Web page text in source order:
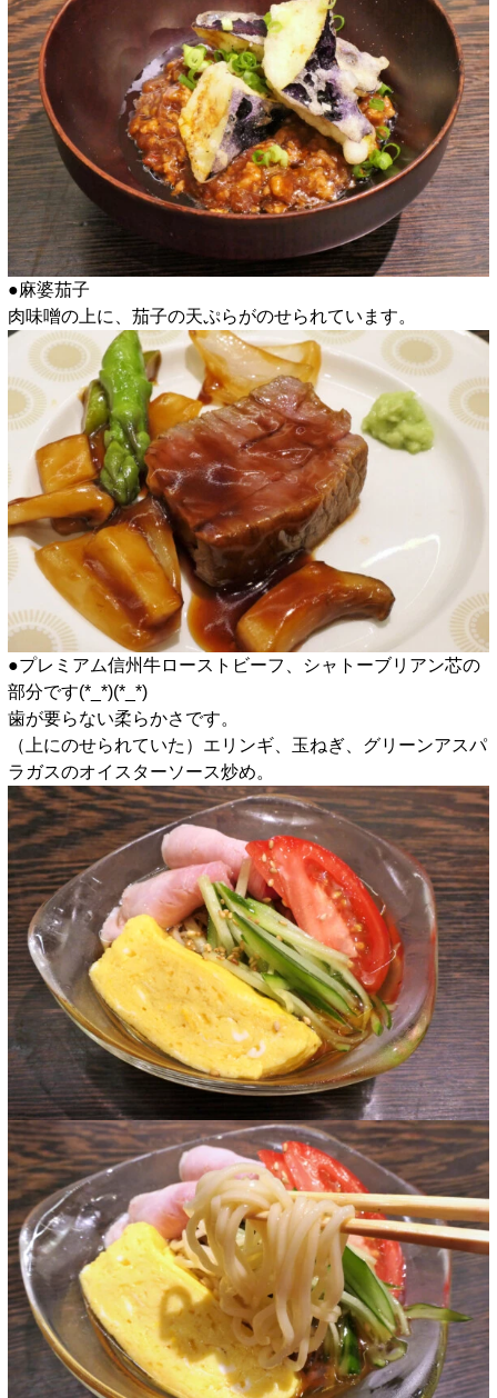
●麻婆茄子
肉味噌の上に、茄子の天ぷらがのせられています。
●プレミアム信州牛ローストビーフ、シャトーブリアン芯の
部分です(*_*)(*_*)
歯が要らない柔らかさです。
（上にのせられていた）エリンギ、玉ねぎ、グリーンアスパ
ラガスのオイスターソース炒め。